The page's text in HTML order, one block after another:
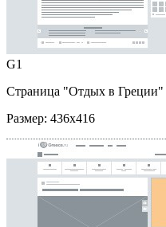
G1
Страница "Отдых в Греции"
Размер: 436x416